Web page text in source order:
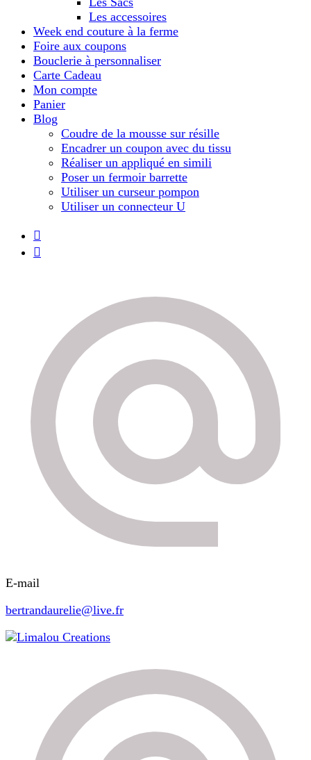
Les accessoires
Week end couture à la ferme
Foire aux coupons
Bouclerie à personnaliser
Carte Cadeau
Mon compte
Panier
Blog
Coudre de la mousse sur résille
Encadrer un coupon avec du tissu
Réaliser un appliqué en simili
Poser un fermoir barrette
Utiliser un curseur pompon
Utiliser un connecteur U
E-mail
bertrandaurelie@live.fr
Limalou Creations